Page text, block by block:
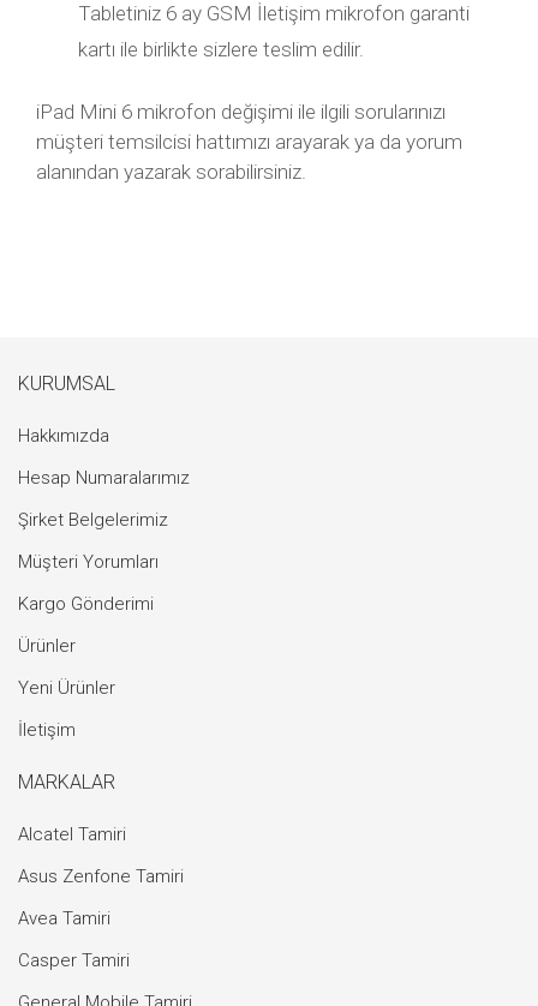
Tabletiniz 6 ay GSM İletişim mikrofon garanti
kartı ile birlikte sizlere teslim edilir.
iPad Mini 6 mikrofon değişimi ile ilgili sorularınızı
müşteri temsilcisi hattımızı arayarak ya da yorum
alanından yazarak sorabilirsiniz.
KURUMSAL
Hakkımızda
Hesap Numaralarımız
Şirket Belgelerimiz
Müşteri Yorumları
Kargo Gönderimi
Ürünler
Yeni Ürünler
İletişim
MARKALAR
Alcatel Tamiri
Asus Zenfone Tamiri
Avea Tamiri
Casper Tamiri